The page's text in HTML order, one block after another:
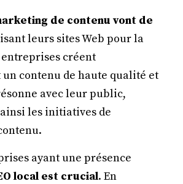
de contenu vont de
leurs sites Web pour la
créent
contenu de haute qualité et
avec leur public,
les initiatives de
ayant une présence
local est crucial. En